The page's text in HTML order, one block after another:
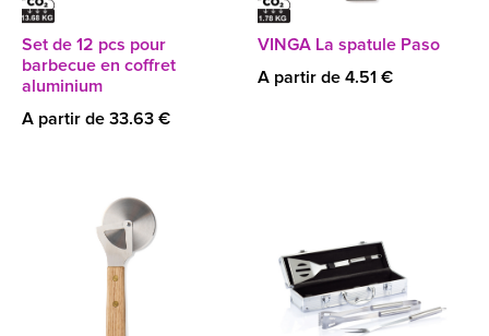
Set de 12 pcs pour
barbecue en coffret
aluminium
A partir de 33.63 €
VINGA La spatule Paso
A partir de 4.51 €